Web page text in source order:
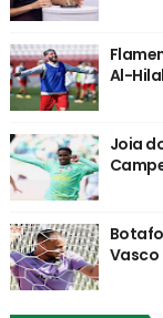
Al-Hilal
Joia
Vasco